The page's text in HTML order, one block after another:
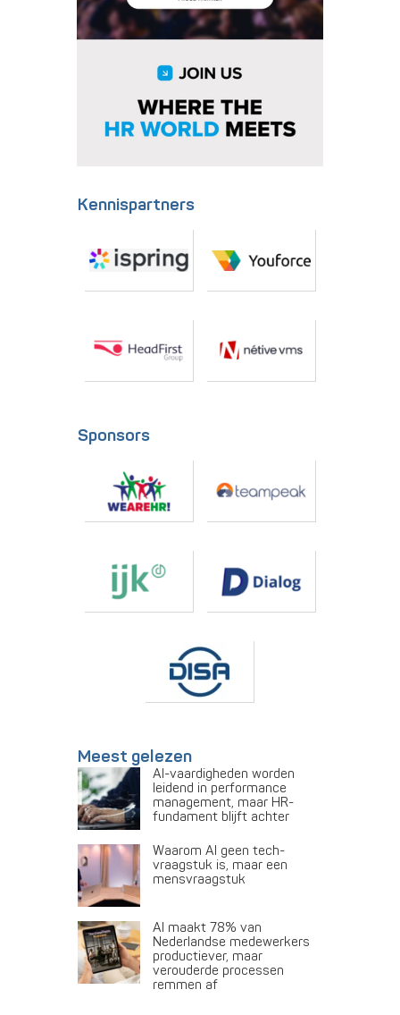
Kennispartners
Sponsors
Meest gelezen
AI-vaardigheden worden
leidend in performance
management, maar HR-
fundament blijft achter
Waarom AI geen tech-
vraagstuk is, maar een
mensvraagstuk
AI maakt 78% van
Nederlandse medewerkers
productiever, maar
verouderde processen
remmen af